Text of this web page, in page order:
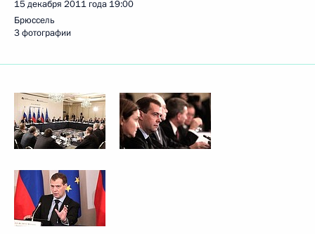
15 декабря 2011 года 19:00
Брюссель
3 фотографии